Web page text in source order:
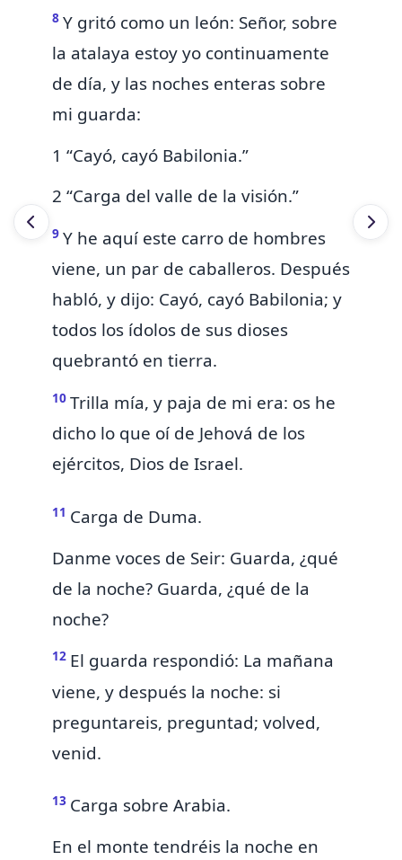
8 Y gritó como un león: Señor, sobre
la atalaya estoy yo continuamente
de día, y las noches enteras sobre
mi guarda:
1 “Cayó, cayó Babilonia.”
2 “Carga del valle de la visión.”
9 Y he aquí este carro de hombres
viene, un par de caballeros. Después
habló, y dijo: Cayó, cayó Babilonia; y
todos los ídolos de sus dioses
quebrantó en tierra.
10 Trilla mía, y paja de mi era: os he
dicho lo que oí de Jehová de los
ejércitos, Dios de Israel.
11 Carga de Duma.
Danme voces de Seir: Guarda, ¿qué
de la noche? Guarda, ¿qué de la
noche?
12 El guarda respondió: La mañana
viene, y después la noche: si
preguntareis, preguntad; volved,
venid.
13 Carga sobre Arabia.
En el monte tendréis la noche en